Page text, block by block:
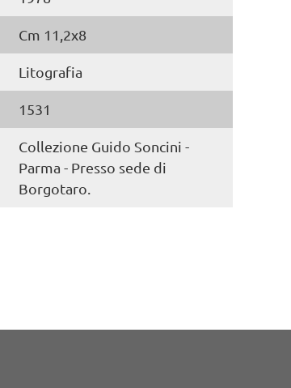
Cm 11,2x8
Litografia
1531
Collezione Guido Soncini -
Parma - Presso sede di
Borgotaro.